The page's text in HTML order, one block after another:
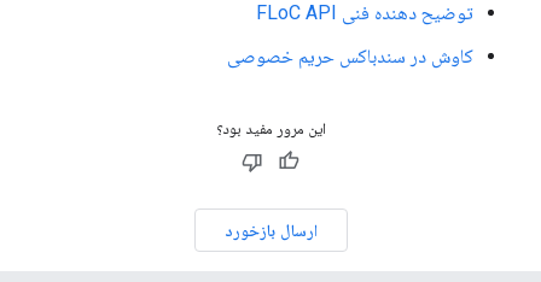
توضیح دهنده فنی FLoC API
کاوش در سندباکس حریم خصوصی
این مرور مفید بود؟
ارسال بازخورد